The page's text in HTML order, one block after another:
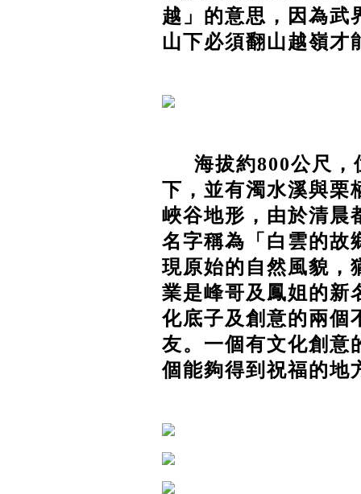
越」的意思，因為武
山下必須翻山越嶺才
海拔約800公尺，
下，並有濁水溪與栗
峽谷地形，由於清晨
名字稱為「白雲的故
現原始的自然風貌，
業是峰哥及鳳姐的新
化底子及創意的兩個
友。一個有文化創意
個能夠得到祝福的地